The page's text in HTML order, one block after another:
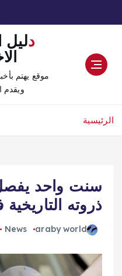
دليل الخدمات
موقع يهتم
ويقدم
الرئيسية
سنت واحد
ذروته التاريخية
araby world
News